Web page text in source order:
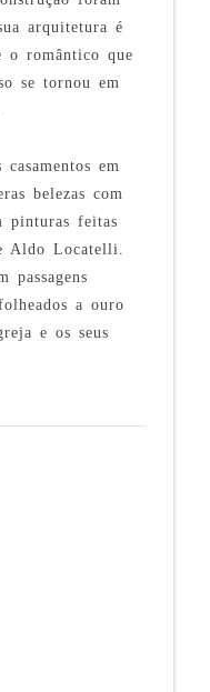
arquitetura é
o romântico que
se tornou em
casamentos em
belezas com
pinturas feitas
Aldo Locatelli.
passagens
a ouro
e os seus